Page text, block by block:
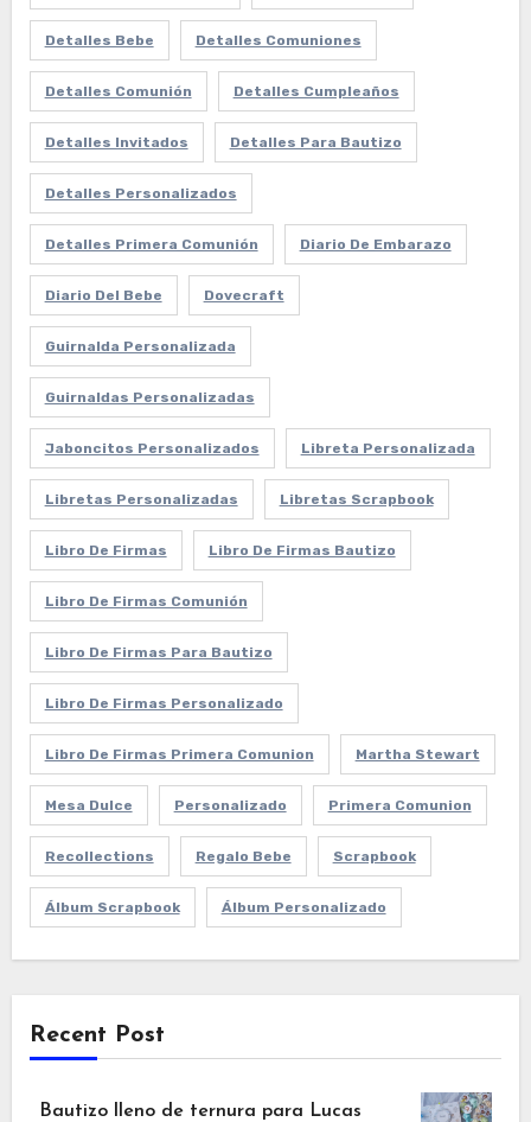
Detalles Bebe Detalles Comuniones
Detalles Comunión Detalles Cumpleaños
Detalles Invitados Detalles Para Bautizo
Detalles Personalizados
Detalles Primera Comunión Diario De Embarazo
Diario Del Bebe Dovecraft
Guirnalda Personalizada
Guirnaldas Personalizadas
Jaboncitos Personalizados Libreta Personalizada
Libretas Personalizadas Libretas Scrapbook
Libro De Firmas Libro De Firmas Bautizo
Libro De Firmas Comunión
Libro De Firmas Para Bautizo
Libro De Firmas Personalizado
Libro De Firmas Primera Comunion Martha Stewart
Mesa Dulce Personalizado Primera Comunion
Recollections Regalo Bebe Scrapbook
Álbum Scrapbook Álbum Personalizado
Recent Post
Bautizo lleno de ternura para Lucas